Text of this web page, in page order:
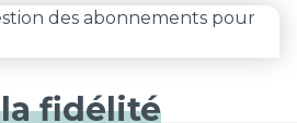
la fidélité